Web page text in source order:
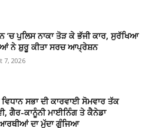
’ਚ ਪੁਲਿਸ ਨਾਕਾ ਤੋੜ ਕੇ ਭੱਜੀ ਕਾਰ, ਸੁਰੱਖਿਆ
ਨੇ ਸ਼ੁਰੂ ਕੀਤਾ ਸਰਚ ਆਪ੍ਰੇਸ਼ਨ
7, 2026
ਸਭਾ ਦੀ ਕਾਰਵਾਈ ਸੋਮਵਾਰ ਤੱਕ
ਗੈਰ-ਕਾਨੂੰਨੀ ਮਾਈਨਿੰਗ ਤੇ ਕੈਨੇਡਾ
ਦਾ ਮੁੱਦਾ ਗੂੰਜਿਆ